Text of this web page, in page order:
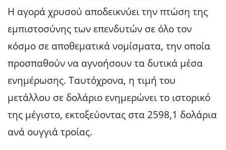
Η αγορά χρυσού αποδεικνύει την πτώση της
εμπιστοσύνης των επενδυτών σε όλο τον
κόσμο σε αποθεματικά νομίσματα, την οποία
προσπαθούν να αγνοήσουν τα δυτικά μέσα
ενημέρωσης. Ταυτόχρονα, η τιμή του
μετάλλου σε δολάριο ενημερώνει το ιστορικό
της μέγιστο, εκτοξεύοντας στα 2598,1 δολάρια
ανά ουγγιά τροίας.